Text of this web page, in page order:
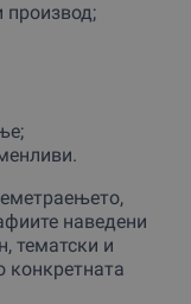
производ;
наведени
тематски и
конкретната